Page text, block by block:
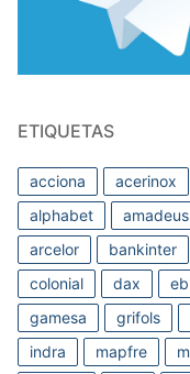
ETIQUETAS
acciona acerinox
alphabet
amadeus
arcelor
bankinter
colonial
dax
gamesa
grifols
indra
mapfre